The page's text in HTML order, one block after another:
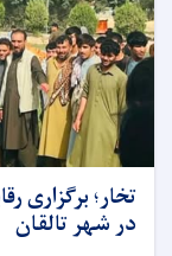
در شهر تالقان